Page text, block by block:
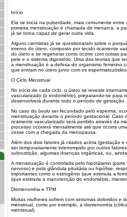
Início
Ela se inicia na puberdade, mais comumente
primeira menstruação é chamada de menarca, a
já se torna capaz de gerar outra vida.
Alguns cientistas já se questionaram sobre o
interno do útero, composto por tecido ricamente
do útero e se regenerar como ocorre com outras
pele e o sistema digestório. Uma das teorias que
a menstruação é a defesa do organismo feminino
que entram no útero junto com os
O Ciclo Menstrual
No início de cada ciclo, o útero se reveste
vascularizado (o endométrio), preparando-se para
desenvolverá durante todo o período de gestação.
No caso do óvulo ser fecundado pelo esperma,
menstruação durante o período gestacional. Caso
ricamente vascularizado será perdido através da
processo ocorrerá mensalmente até que ocorra
cesse com a chegada da menopausa.
Além dos dois fatores já citados acima (gestação
ser temporariamente interrompido por outros
subnutrição, algumas doenças orgânicas, ou,
A menstruação é controlada pelo hipotálamo
nervoso) e pela glândula pituitária ou hipófise,
importantes como o estrogênio (que estimula a
(que estimula a manutenção do endométrio,
Dismenorréia e TPM
Muitas mulheres sofrem com sintomas doloridos e
menstrual, como por exemplo, a dismenorréia
menstrual).